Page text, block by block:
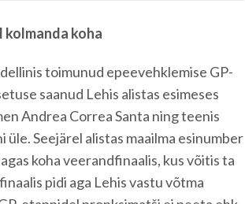
kolmanda koha
toimunud epeevehklemise GP-
saanud Lehis alistas esimeses
Andrea Correa Santa ning teenis
Seejärel alistas maailma esinumber
koha veerandfinaalis, kus võitis ta
pidi aga Lehis vastu võtma